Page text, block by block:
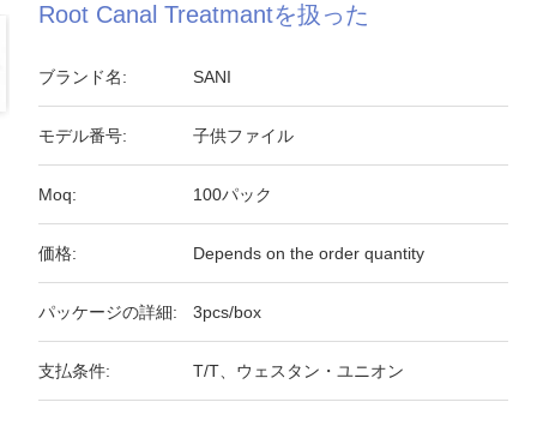
Root Canal Treatmantを扱った
ブランド名: SANI
モデル番号: 子供ファイル
Moq: 100パック
価格: Depends on the order quantity
パッケージの詳細: 3pcs/box
支払条件: T/T、ウェスタン・ユニオン